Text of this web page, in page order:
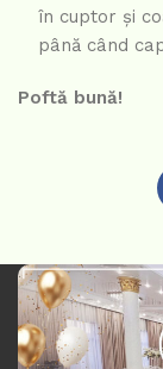
în cuptor și
până când
Poftă bună!